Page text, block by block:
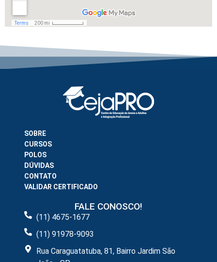
SOBRE
CURSOS
POLOS
DÚVIDAS
CONTATO
VALIDAR CERTIFICADO
FALE CONOSCO!
(11) 4675-1677
(11) 91978-9093
Rua Caraguatatuba, 81, Bairro Jardim São